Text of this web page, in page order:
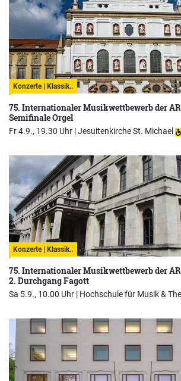
Konzerte | Klassik..
75. Internationaler Musikwettbewerb der
Semifinale Orgel
Fr 4.9., 19.30 Uhr |Jesuitenkirche St. Michael
Konzerte | Klassik..
75. Internationaler Musikwettbewerb der
2. Durchgang Fagott
Sa 5.9., 10.00 Uhr | Hochschule für Musik &